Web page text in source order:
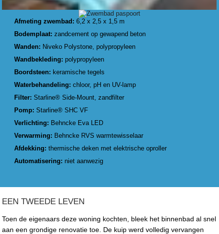
Afmeting zwembad: 6,2 x 2,5 x 1,5 m
Bodemplaat:zandcement op gewapend beton
Wanden: Niveko Polystone, polypropyleen
Wandbekleding:polypropyleen
Boordsteen: keramische tegels
Waterbehandeling: chloor, pH en UV-lamp
Filter:Starline® Side-Mount, zandfilter
Pomp:Starline® SHC VF
Verlichting: Behncke Eva LED
Verwarming: Behncke RVS warmtewisselaar
Afdekking:thermische deken met elektrische oproller
Automatisering: niet aanwezig
EEN TWEEDE LEVEN
Toen de eigenaars deze woning kochten, bleek het binnenbad al snel
aan een grondige renovatie toe. De kuip werd volledig vervangen